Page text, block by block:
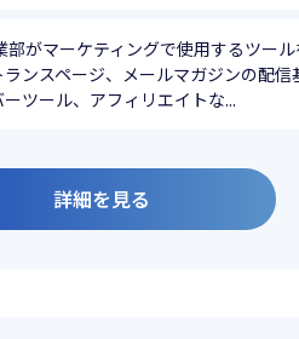
がマーケティングで使用するツー
ンスページ、メールマガジンの配
ツール、アフィリエイトな...
詳細を見る